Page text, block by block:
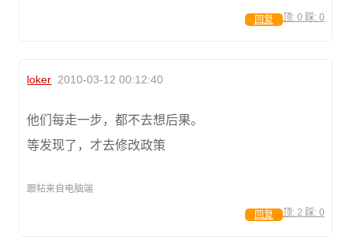
顶: 0 踩: 0
回复
loker 2010-03-12 00:12:40
他们每走一步，都不去想后果。
等发现了，才去修改政策
跟帖来自电脑端
顶: 2 踩: 0
回复